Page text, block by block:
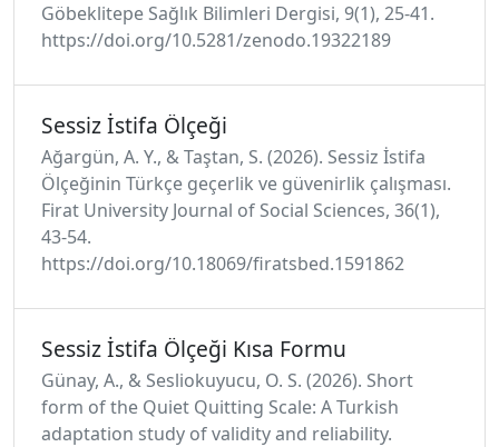
Göbeklitepe Sağlık Bilimleri Dergisi, 9(1), 25-41.
https://doi.org/10.5281/zenodo.19322189
Sessiz İstifa Ölçeği
Ağargün, A. Y., & Taştan, S. (2026). Sessiz İstifa
Ölçeğinin Türkçe geçerlik ve güvenirlik çalışması.
Firat University Journal of Social Sciences, 36(1),
43-54.
https://doi.org/10.18069/firatsbed.1591862
Sessiz İstifa Ölçeği Kısa Formu
Günay, A., & Sesliokuyucu, O. S. (2026). Short
form of the Quiet Quitting Scale: A Turkish
adaptation study of validity and reliability.